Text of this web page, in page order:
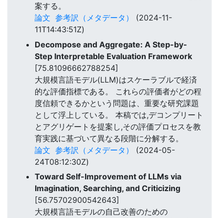
案する。
論文 参考訳（メタデータ）
(2024-11-
11T14:43:51Z)
Decompose and Aggregate: A Step-by-
Step Interpretable Evaluation Framework
[75.81096662788254]
大規模言語モデル(LLM)はスケーラブルで経済
的な評価指標である。 これらの評価者がどの程
度信頼できるかという問題は、重要な研究課題
として浮上している。 本稿では,デコンプリート
とアグリゲートを提案し,その評価プロセスを教
育実践に基づいて異なる段階に分解する。
論文 参考訳（メタデータ）
(2024-05-
24T08:12:30Z)
Toward Self-Improvement of LLMs via
Imagination, Searching, and Criticizing
[56.75702900542643]
大規模言語モデルの自己改善のための